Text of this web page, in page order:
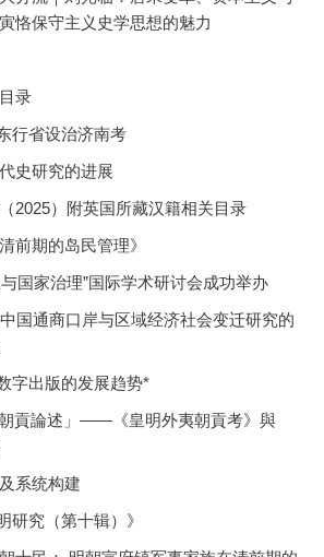
恪保守主义史学思想的魅力
录
行省设治济南考
史研究的进展
2025）附英国所藏汉籍相关目录
前期的岛民管理》
国家治理”国际学术研讨会成功举办
国通商口岸与区域经济社会变迁研究的
字出版的发展趋势*
貢論述」——《皇明外夷朝貢考》與
系统构建
研究（第十辑）》